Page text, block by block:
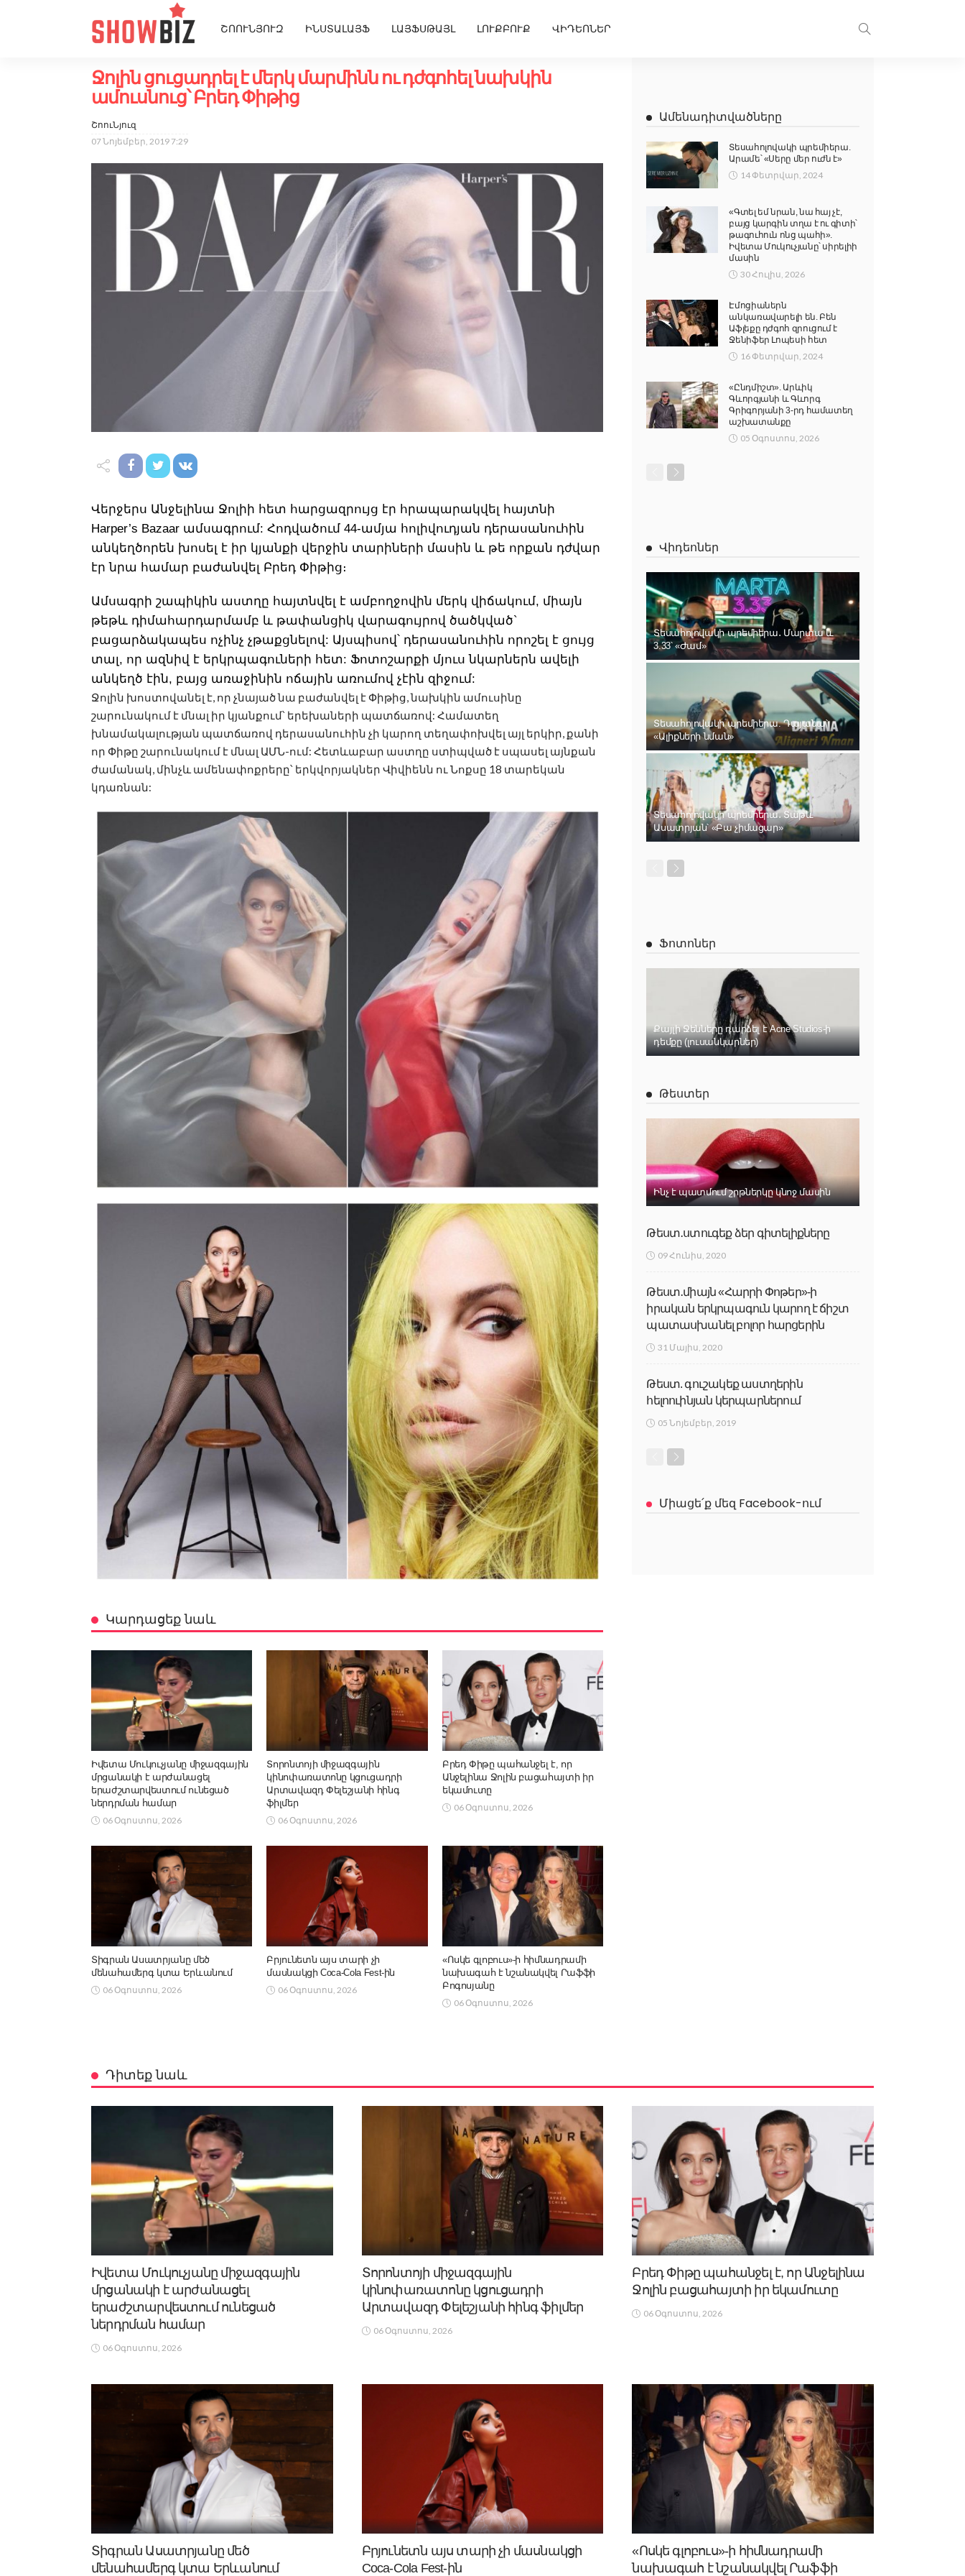
ՇՈՈՒՆՅՈՒԶ ԻՆՍՏԱԼԱՅՖ ԼԱՅՖՍԹԱՅԼ ԼՈՒՔԲՈՒՔ ՎԻԴԵՈՆԵՐ
Ջոլին ցուցադրել է մերկ մարմինն ու դժգոհել նախկին
ամուսնուց՝ Բրեդ Փիթից
ՇոուՆյուզ
07 Նոյեմբեր, 2019 7:29
Վերջերս Անջելինա Ջոլիի հետ հարցազրույց էր հրապարակվել հայտնի
Harper’s Bazaar ամսագրում: Հոդվածում 44-ամյա հոլիվուդյան դերասանուհին
անկեղծորեն խոսել է իր կյանքի վերջին տարիների մասին և թե որքան դժվար
էր նրա համար բաժանվել Բրեդ Փիթից։
Ամսագրի շապիկին աստղը հայտնվել է ամբողջովին մերկ վիճակում, միայն
թեթև դիմահարդարմամբ և թափանցիկ վարագույրով ծածկված`
բացարձակապես ոչինչ չթաքցնելով: Այսպիսով՝ դերասանուհին որոշել է ցույց
տալ, որ ազնիվ է երկրպագուների հետ: Ֆոտոշարքի մյուս նկարներն ավելի
անկեղծ էին, բայց առաջինին ոճային առումով չէին զիջում:
Ջոլին խոստովանել է, որ չնայած նա բաժանվել է Փիթից, նախկին ամուսինը
շարունակում է մնալ իր կյանքում՝ երեխաների պատճառով: Համատեղ
խնամակալության պատճառով դերասանուհին չի կարող տեղափոխվել այլ երկիր, քանի
որ Փիթը շարունակում է մնալ ԱՄՆ-ում: Հետևաբար աստղը ստիպված է սպասել այնքան
ժամանակ, մինչև ամենափոքրերը՝ երկվորյակներ Վիվիենն ու Նոքսը 18 տարեկան
կդառնան:
Կարդացեք նաև
Իվետա Մուկուչյանը միջազգային
մրցանակի է արժանացել
երաժշտարվեստում ունեցած
ներդրման համար
06 Օգոստոս, 2026
Տորոնտոյի միջազգային
կինոփառատոնը կցուցադրի
Արտավազդ Փելեշյանի հինգ
ֆիլմեր
06 Օգոստոս, 2026
Բրեդ Փիթը պահանջել է, որ
Անջելինա Ջոլին բացահայտի իր
եկամուտը
06 Օգոստոս, 2026
Տիգրան Ասատրյանը մեծ
մենահամերգ կտա Երևանում
06 Օգոստոս, 2026
Բրյունետն այս տարի չի
մասնակցի Coca-Cola Fest-ին
06 Օգոստոս, 2026
«Ոսկե գլոբուս»-ի հիմնադրամի
նախագահ է նշանակվել Րաֆֆի
Բոգոսյանը
06 Օգոստոս, 2026
Ամենադիտվածները
Տեսահոլովակի պրեմիերա.
Արամե՝ «Սերը մեր ուժն է»
14 Փետրվար, 2024
«Գտել եմ նրան, նա հայ չէ,
բայց կարգին տղա է ու գիտի՝
թագուհուն ոնց պահի».
Իվետա Մուկուչյանը՝ սիրելիի
մասին
30 Հուլիս, 2026
Էմոցիաներն
անկառավարելի են. Բեն
Աֆլեքը դժգոհ զրուցում է
Ջենիֆեր Լոպեսի հետ
16 Փետրվար, 2024
«Ընդմիշտ». Արևիկ
Գևորգյանի և Գևորգ
Գրիգորյանի 3-րդ համատեղ
աշխատանքը
05 Օգոստոս, 2026
Վիդեոներ
Տեսահոլովակի պրեմիերա․ Մարտա և
3.33՝ «Ժամ»
Տեսահոլովակի պրեմիերա. Դայանա՝
«Ալիքների նման»
Տեսահոլովակի պրեմիերա․ Տաթև
Ասատրյան՝ «Բա չիմացար»
Ֆոտոներ
Քայլի Ջենները դարձել է Acne Studios-ի
դեմքը (լուսանկարներ)
Թեստեր
Ինչ է պատմում շրթներկը կնոջ մասին
Թեստ․ստուգեք ձեր գիտելիքները
09 Հունիս, 2020
Թեստ․միայն «Հարրի Փոթեր»-ի
իրական երկրպագուն կարող է ճիշտ
պատասխանել բոլոր հարցերին
31 Մայիս, 2020
Թեստ. գուշակեք աստղերին
հելոուինյան կերպարներում
05 Նոյեմբեր, 2019
Միացե՛ք մեզ Facebook-ում
Դիտեք նաև
Իվետա Մուկուչյանը միջազգային
մրցանակի է արժանացել
երաժշտարվեստում ունեցած
ներդրման համար
06 Օգոստոս, 2026
Տորոնտոյի միջազգային
կինոփառատոնը կցուցադրի
Արտավազդ Փելեշյանի հինգ ֆիլմեր
06 Օգոստոս, 2026
Բրեդ Փիթը պահանջել է, որ Անջելինա
Ջոլին բացահայտի իր եկամուտը
06 Օգոստոս, 2026
Տիգրան Ասատրյանը մեծ
մենահամերգ կտա Երևանում
Բրյունետն այս տարի չի մասնակցի
Coca-Cola Fest-ին
«Ոսկե գլոբուս»-ի հիմնադրամի
նախագահ է նշանակվել Րաֆֆի